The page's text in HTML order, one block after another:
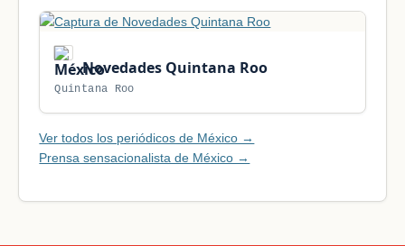
Novedades Quintana Roo
Quintana Roo
Ver todos los periódicos de México →
Prensa sensacionalista de México →